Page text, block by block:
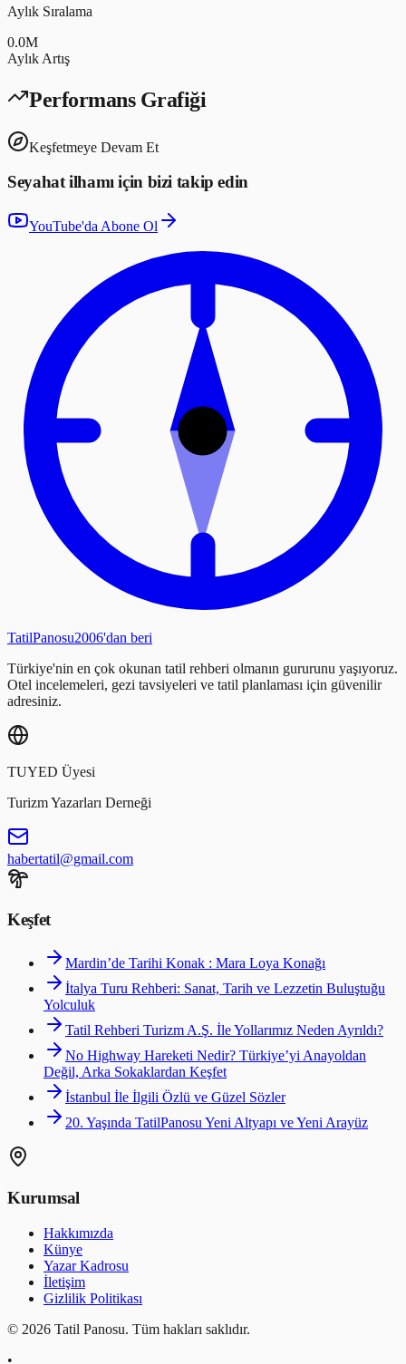
Aylık Sıralama
0.0M
Aylık Artış
Performans Grafiği
Keşfetmeye Devam Et
Seyahat ilhamı için bizi takip edin
YouTube'da Abone Ol
TatilPanosu2006'dan beri
Türkiye'nin en çok okunan tatil rehberi olmanın gururunu yaşıyoruz.
Otel incelemeleri, gezi tavsiyeleri ve tatil planlaması için güvenilir
adresiniz.
TUYED Üyesi
Turizm Yazarları Derneği
habertatil@gmail.com
Keşfet
Mardin’de Tarihi Konak : Mara Loya Konağı
İtalya Turu Rehberi: Sanat, Tarih ve Lezzetin Buluştuğu
Yolculuk
Tatil Rehberi Turizm A.Ş. İle Yollarımız Neden Ayrıldı?
No Highway Hareketi Nedir? Türkiye’yi Anayoldan
Değil, Arka Sokaklardan Keşfet
İstanbul İle İlgili Özlü ve Güzel Sözler
20. Yaşında TatilPanosu Yeni Altyapı ve Yeni Arayüz
Kurumsal
Hakkımızda
Künye
Yazar Kadrosu
İletişim
Gizlilik Politikası
© 2026 Tatil Panosu. Tüm hakları saklıdır.
•